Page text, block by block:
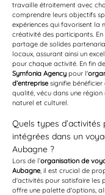
travaille étroitement avec
comprendre leurs objectifs
expériences qui favorisent la
créativité des participants. En
partage de solides
locaux, assurant ainsi un
pour chaque activité. En fin
Symfonia Agency pour l'
d’entreprise signifie bénéficier
qualité, vécu dans une
naturel et culturel.
Quels types
intégrées dans un
Aubagne ?
Lors de l’organisation de
Aubagne, il est crucial de
d'activités pour satisfaire les
offre une palette d'options,